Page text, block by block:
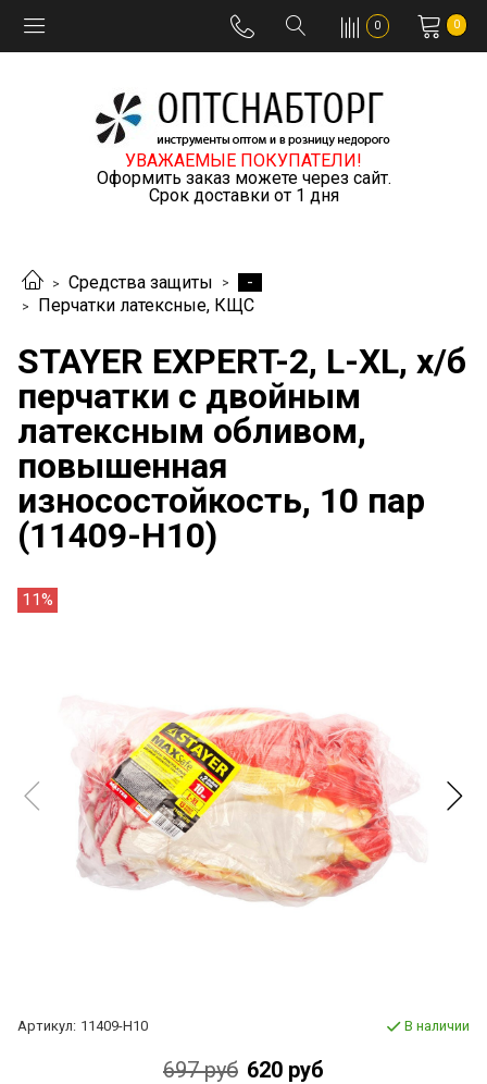
0 0
УВАЖАЕМЫЕ ПОКУПАТЕЛИ!
Оформить заказ можете через сайт.
Срок доставки от 1 дня
Средства защиты
-
Перчатки латексные, КЩС
STAYER EXPERT-2, L-XL, х/б
перчатки с двойным
латексным обливом,
повышенная
износостойкость, 10 пар
(11409-H10)
11%
Артикул: 11409-H10 В наличии
697 руб 620 руб